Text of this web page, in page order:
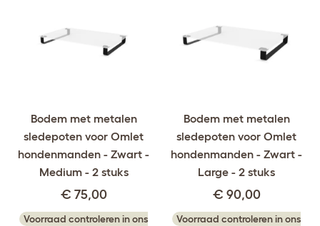
Bodem met metalen
sledepoten voor Omlet
hondenmanden - Zwart -
Medium - 2 stuks
€ 75,00
Voorraad controleren in ons
Bodem met metalen
sledepoten voor Omlet
hondenmanden - Zwart -
Large - 2 stuks
€ 90,00
Voorraad controleren in ons